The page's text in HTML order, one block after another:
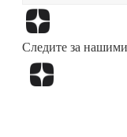
Следите за